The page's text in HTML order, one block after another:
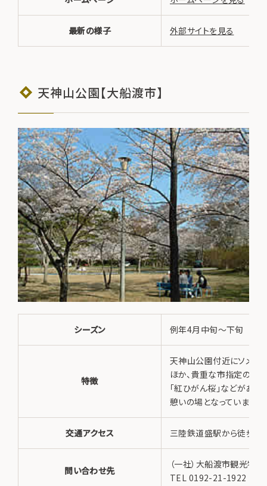
最新の様子 外部サイトを見る
天神山公園【大船渡市】
シーズン 例年4月中旬～下旬
特徴
天神山公園付近にソメイ
ほか、貴重な市指定の天
「紅ひがん桜」などがあり
憩いの場となっています。
交通アクセス 三陸鉄道盛駅から徒歩約
問い合わせ先
（一社）大船渡市観光物
TEL 0192-21-1922